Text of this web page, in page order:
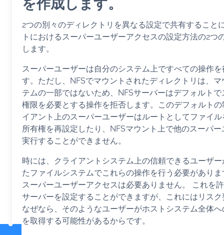
2つの別々のディレクトリを異なる設定で共有すること
トにおけるスーパーユーザーアクセスの設定方法の2つ
します。
スーパーユーザーは自分のシステム上ですべての操作
す。ただし、NFSでマウントされたディレクトリは、
テムの一部ではないため、NFSサーバーはデフォルト
権限を必要とする操作を拒否します。このデフォルト
イアント上のスーパーユーザーはルートとしてファイ
所有権を再設定したり、NFSマウント上で他のスーパ
実行することができません。
時には、クライアントシステム上の信頼できるユーザ
たファイルシステムでこれらの操作を行う必要があり
スーパーユーザーアクセスは必要ありません。 これを
サーバーを設定することができますが、これにはリス
なぜなら、そのようなユーザーがホストシステム全体
を取得する可能性があるからです。